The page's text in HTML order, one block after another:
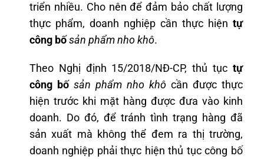
triển nhiều. Cho nên để đảm bảo chất lượng
thực phẩm, doanh nghiệp cần thực hiện tự
công bốsản phẩm nho khô.
Theo Nghị định 15/2018/NĐ-CP, thủ tục tự
công bố sản phẩm nho khôcần được thực
hiện trước khi mặt hàng được đưa vào kinh
doanh. Do đó, để tránh tình trạng hàng đã
sản xuất mà không thể đem ra thị trường,
doanh nghiệp phải thực hiện thủ tục công bố